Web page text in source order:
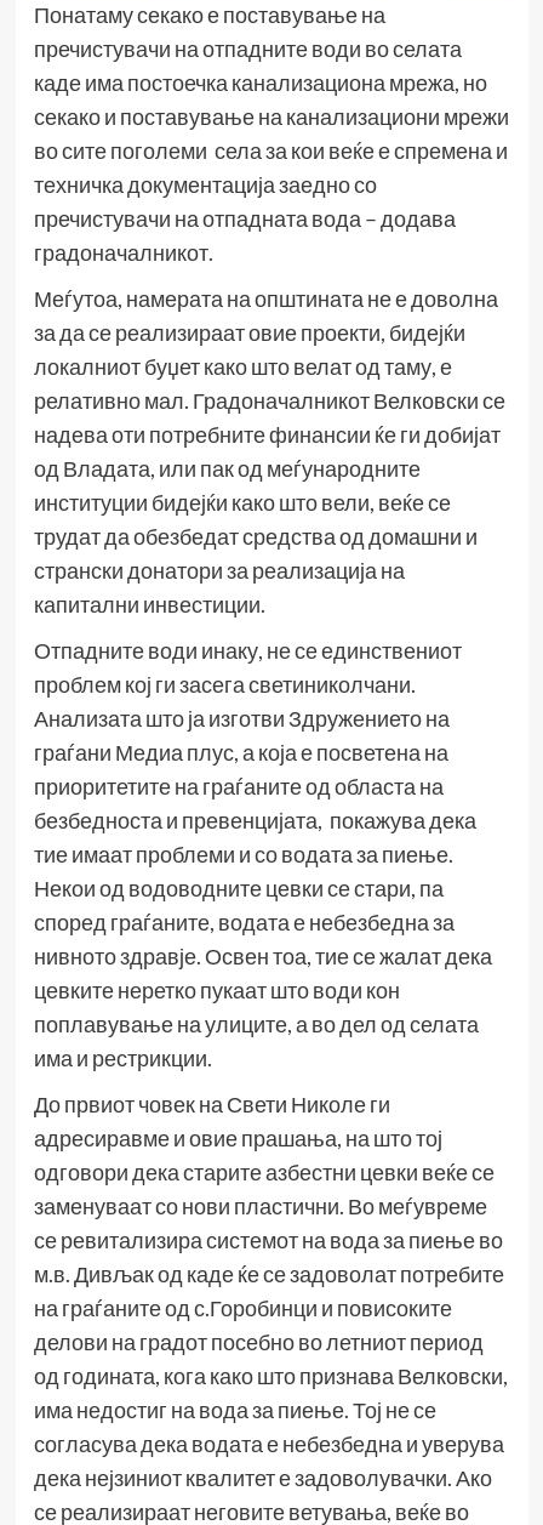
Понатаму секако е поставување на
пречистувачи на отпадните води во селата
каде има постоечка канализациона мрежа, но
секако и поставување на канализациони мрежи
во сите поголеми села за кои веќе е спремена и
техничка документација заедно со
пречистувачи на отпадната вода – додава
градоначалникот.
Меѓутоа, намерата на општината не е доволна
за да се реализираат овие проекти, бидејќи
локалниот буџет како што велат од таму, е
релативно мал. Градоначалникот Велковски се
надева оти потребните финансии ќе ги добијат
од Владата, или пак од меѓународните
институции бидејќи како што вели, веќе се
трудат да обезбедат средства од домашни и
странски донатори за реализација на
капитални инвестиции.
Отпадните води инаку, не се единствениот
проблем кој ги засега светиниколчани.
Анализата што ја изготви Здружението на
граѓани Медиа плус, а која е посветена на
приоритетите на граѓаните од областа на
безбедноста и превенцијата, покажува дека
тие имаат проблеми и со водата за пиење.
Некои од водоводните цевки се стари, па
според граѓаните, водата е небезбедна за
нивното здравје. Освен тоа, тие се жалат дека
цевките неретко пукаат што води кон
поплавување на улиците, а во дел од селата
има и рестрикции.
До првиот човек на Свети Николе ги
адресиравме и овие прашања, на што тој
одговори дека старите азбестни цевки веќе се
заменуваат со нови пластични. Во меѓувреме
се ревитализира системот на вода за пиење во
м.в. Дивљак од каде ќе се задоволат потребите
на граѓаните од с.Горобинци и повисоките
делови на градот посебно во летниот период
од годината, кога како што признава Велковски,
има недостиг на вода за пиење. Тој не се
согласува дека водата е небезбедна и уверува
дека нејзиниот квалитет е задоволувачки. Ако
се реализираат неговите ветувања, веќе во